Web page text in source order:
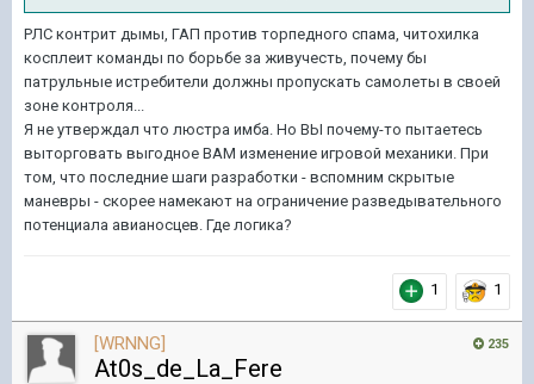
РЛС контрит дымы, ГАП против торпедного спама, читохилка
косплеит команды по борьбе за живучесть, почему бы
патрульные истребители должны пропускать самолеты в своей
зоне контроля...
Я не утверждал что люстра имба. Но ВЫ почему-то пытаетесь
выторговать выгодное ВАМ изменение игровой механики. При
том, что последние шаги разработки - вспомним скрытые
маневры - скорее намекают на ограничение разведывательного
потенциала авианосцев. Где логика?
1 1
235
[WRNNG]
At0s_de_La_Fere